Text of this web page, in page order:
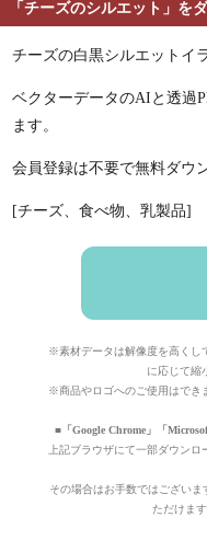
「チーズのシルエット」を
チーズの白黒シルエットイ
ベクターデータのAIと透過
ます。
会員登録は不要で無料ダウ
[チーズ、食べ物、乳製品]
※素材データは解像度を高くし
に応じて縮
※商品やロゴへのご使用はでき
■「Google Chrome」「
上記ブラウザにて一部ダウン
その場合はお手数ではござい
ただけま